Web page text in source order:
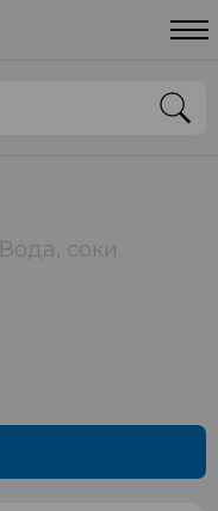
Вода, соки